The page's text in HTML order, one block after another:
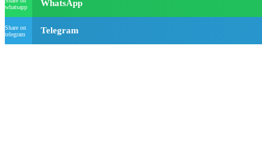
whatsapp
WhatsApp
Share on
telegram
Telegram